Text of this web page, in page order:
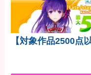
【対象作品2500点